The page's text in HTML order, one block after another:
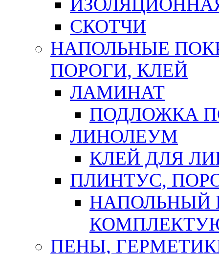
СКОТЧИ
НАПОЛЬНЫЕ
ПОРОГИ, КЛЕЙ
ЛАМИНАТ
ПОДЛОЖКА
ЛИНОЛЕУМ
КЛЕЙ ДЛЯ
ПЛИНТУС,
НАПОЛЬНЫЙ
ПЕНЫ,